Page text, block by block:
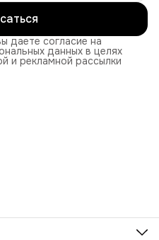
даете согласие на
данных в целях
и рекламной рассылки